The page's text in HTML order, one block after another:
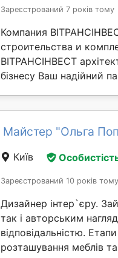
Зареєстрований 7 років тому
Компания
строительства и
ВІТРАНСІНВЕСТ
бізнесу Ваш надійний
Майстер "Ольга
Київ
Зареєстрований 10 років тому
Дизайнер інтер`єру.
так і авторським
відповідальністю.
розташування меблів